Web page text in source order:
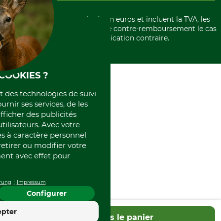
Dans le panier
Politique de confidentialité
Élimination et environnement
Rétractation de votre commande
Paiement á l'avance
Histoire
International
Portrait
Qui sommes-nous
Tous les prix sont exprimés en euros et incluent la TVA, les
frais d'expédition et les frais de contre-remboursement le cas
échéant, sauf indication contraire.
?
des technologies de suivi
ses services, de les
des publicités
Avec votre
à caractère personnel
ou modifier votre
avec effet pour
Impressum
Configurer